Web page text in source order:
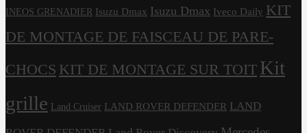
INEOS GRENADIER Isuzu Dmax Isuzu Dmax Iveco Daily KIT
DE MONTAGE DE FAISCEAU DE PARE-
CHOCS KIT DE MONTAGE SUR TOIT Kit
grille Land Cruiser LAND ROVER DEFENDER LAND